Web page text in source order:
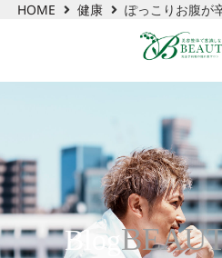
HOME 健康 ぽっこりお腹が
Blog